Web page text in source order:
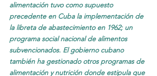
alimentación tuvo como supuesto
precedente en Cuba la implementación de
la libreta de abastecimiento en 1962; un
programa social nacional de alimentos
subvencionados. El gobierno cubano
también ha gestionado otros programas de
alimentación y nutrición donde estipula que